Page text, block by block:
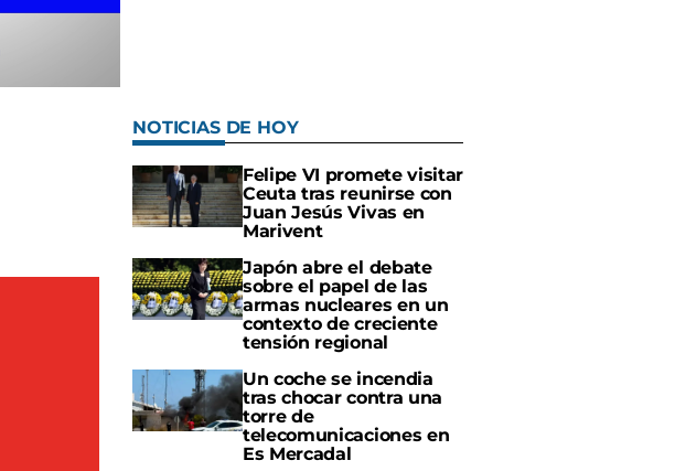
NOTICIAS DE HOY
Felipe VI promete visitar
Ceuta tras reunirse con
Juan Jesús Vivas en
Marivent
Japón abre el debate
sobre el papel de las
armas nucleares en un
contexto de creciente
tensión regional
Un coche se incendia
tras chocar contra una
torre de
telecomunicaciones en
Es Mercadal